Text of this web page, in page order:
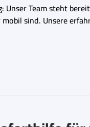
Unser Team steht
sind. Unsere